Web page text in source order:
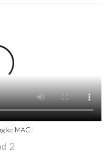
ke MAG!
2